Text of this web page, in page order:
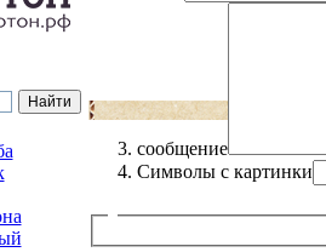
сообщение
Символы с картинки